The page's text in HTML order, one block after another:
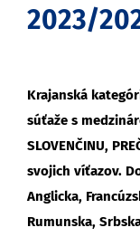
2023/
Krajanská
súťaže s
SLOVENČINU,
svojich víťazov.
Anglicka,
Rumunska,